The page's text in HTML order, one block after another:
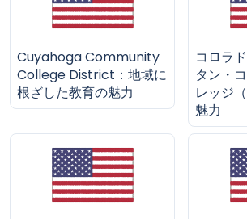
Cuyahoga Community
College District：地域に
根ざした教育の魅力
コロラ
タン・
レッジ
魅力